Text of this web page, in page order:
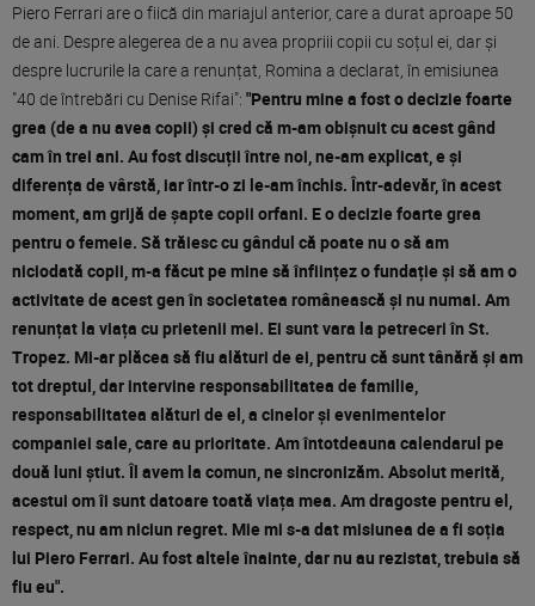
Piero Ferrari are o fiică din mariajul anterior, care a durat aproape 50
de ani. Despre alegerea de a nu avea propriii copii cu soțul ei, dar și
despre lucrurile la care a renunțat, Romina a declarat, în emisiunea
"40 de întrebări cu Denise Rifai": "Pentru mine a fost o decizie foarte
grea (de a nu avea copii) și cred că m-am obișnuit cu acest gând
cam în trei ani. Au fost discuții între noi, ne-am explicat, e și
diferența de vârstă, iar într-o zi le-am închis. Într-adevăr, în acest
moment, am grijă de șapte copii orfani. E o decizie foarte grea
pentru o femeie. Să trăiesc cu gândul că poate nu o să am
niciodată copii, m-a făcut pe mine să înființez o fundație și să am o
activitate de acest gen în societatea românească și nu numai. Am
renunțat la viața cu prietenii mei. Ei sunt vara la petreceri în St.
Tropez. Mi-ar plăcea să fiu alături de ei, pentru că sunt tânără și am
tot dreptul, dar intervine responsabilitatea de familie,
responsabilitatea alături de el, a cinelor și evenimentelor
companiei sale, care au prioritate. Am întotdeauna calendarul pe
două luni știut. Îl avem la comun, ne sincronizăm. Absolut merită,
acestui om îi sunt datoare toată viața mea. Am dragoste pentru el,
respect, nu am niciun regret. Mie mi s-a dat misiunea de a fi soția
lui Piero Ferrari. Au fost altele înainte, dar nu au rezistat, trebuia să
fiu eu".